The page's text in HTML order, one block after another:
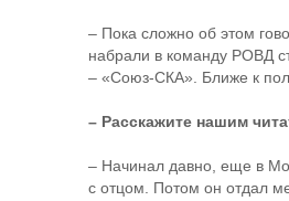
– Пока сложно об этом
набрали в команду РОВД
– «Союз-СКА». Ближе к
– Расскажите нашим
– Начинал давно, еще в
с отцом. Потом он отдал